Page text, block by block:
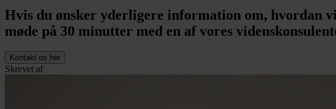
Hvis du ønsker yderligere information om, hvordan
møde på 30 minutter med en af vores
Kontakt os her
Skrevet af